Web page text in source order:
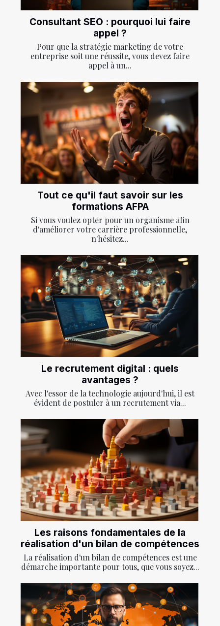
Consultant SEO : pourquoi lui faire
appel ?
Pour que la stratégie marketing de votre
entreprise soit une réussite, vous devez faire
appel à un...
Tout ce qu'il faut savoir sur les
formations AFPA
Si vous voulez opter pour un organisme afin
d'améliorer votre carrière professionnelle,
n'hésitez...
Le recrutement digital : quels
avantages ?
Avec l'essor de la technologie aujourd'hui, il est
évident de postuler à un recrutement via...
Les raisons fondamentales de la
réalisation d'un bilan de compétences
La réalisation d'un bilan de compétences est une
démarche importante pour tous, que vous soyez...